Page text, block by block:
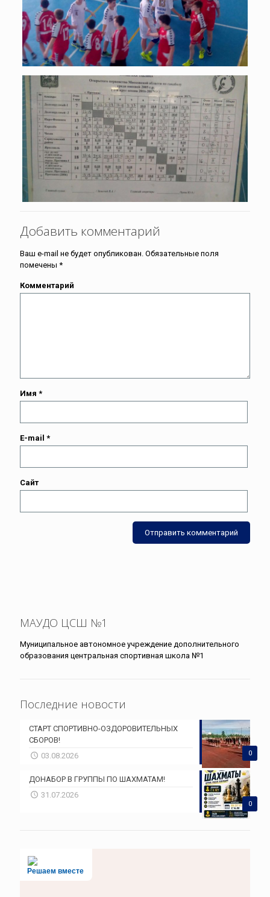
Добавить комментарий
Ваш e-mail не будет опубликован. Обязательные поля
помечены *
Комментарий
Имя *
E-mail *
Сайт
МАУДО ЦСШ №1
Муниципальное автономное учреждение дополнительного
образования центральная спортивная школа №1
Последние новости
0
СТАРТ СПОРТИВНО-ОЗДОРОВИТЕЛЬНЫХ
СБОРОВ!
03.08.2026
0
ДОНАБОР В ГРУППЫ ПО ШАХМАТАМ!
31.07.2026
Решаем вместе